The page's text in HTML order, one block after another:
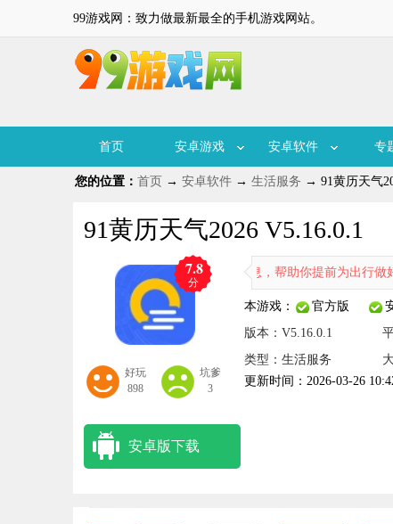
99游戏网：致力做最新最全的手机游戏网站。
首页 安卓游戏 安卓软件 专
您的位置： 首页 → 安卓软件 → 生活服务 → 91黄历天气
91黄历天气2026 V5.16.0.1
7.8
分
好玩
898
坑爹
3
便捷地获取精准的天气和日历信息，帮助你提前为出行做好准备
本游戏： 官方版
版本：V5.16.0.1
类型：生活服务
更新时间：2026-03-26
安卓版下载